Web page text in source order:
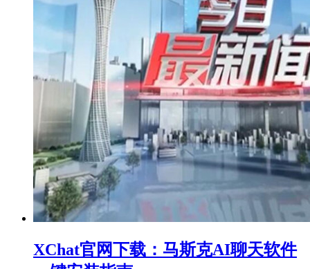
XChat官网下载：马斯克AI聊天软件